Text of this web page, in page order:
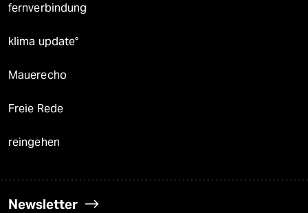
fernverbindung
klima update°
Mauerecho
Freie Rede
reingehen
Newsletter